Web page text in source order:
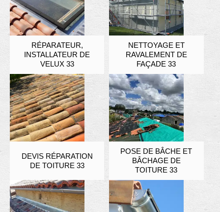
RÉPARATEUR,
INSTALLATEUR DE
VELUX 33
NETTOYAGE ET
RAVALEMENT DE
FAÇADE 33
DEVIS RÉPARATION
DE TOITURE 33
POSE DE BÂCHE ET
BÂCHAGE DE
TOITURE 33